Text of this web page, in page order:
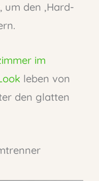
um den ‚Hard-
im
leben von
den glatten